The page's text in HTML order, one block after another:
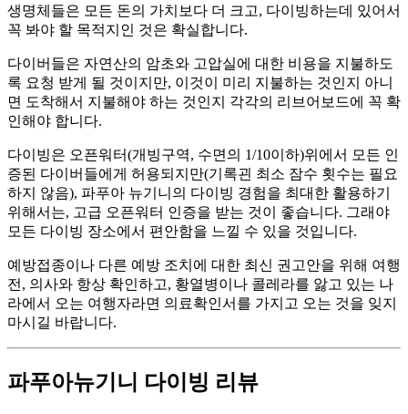
생명체들은 모든 돈의 가치보다 더 크고, 다이빙하는데 있어서
꼭 봐야 할 목적지인 것은 확실합니다.
다이버들은 자연산의 암초와 고압실에 대한 비용을 지불하도
록 요청 받게 될 것이지만, 이것이 미리 지불하는 것인지 아니
면 도착해서 지불해야 하는 것인지 각각의 리브어보드에 꼭 확
인해야 합니다.
다이빙은 오픈워터(개빙구역, 수면의 1/10이하)위에서 모든 인
증된 다이버들에게 허용되지만(기록괸 최소 잠수 횟수는 필요
하지 않음), 파푸아 뉴기니의 다이빙 경험을 최대한 활용하기
위해서는, 고급 오픈워터 인증을 받는 것이 좋습니다. 그래야
모든 다이빙 장소에서 편안함을 느낄 수 있을 것입니다.
예방접종이나 다른 예방 조치에 대한 최신 권고안을 위해 여행
전, 의사와 항상 확인하고, 황열병이나 콜레라를 앓고 있는 나
라에서 오는 여행자라면 의료확인서를 가지고 오는 것을 잊지
마시길 바랍니다.
파푸아뉴기니 다이빙 리뷰